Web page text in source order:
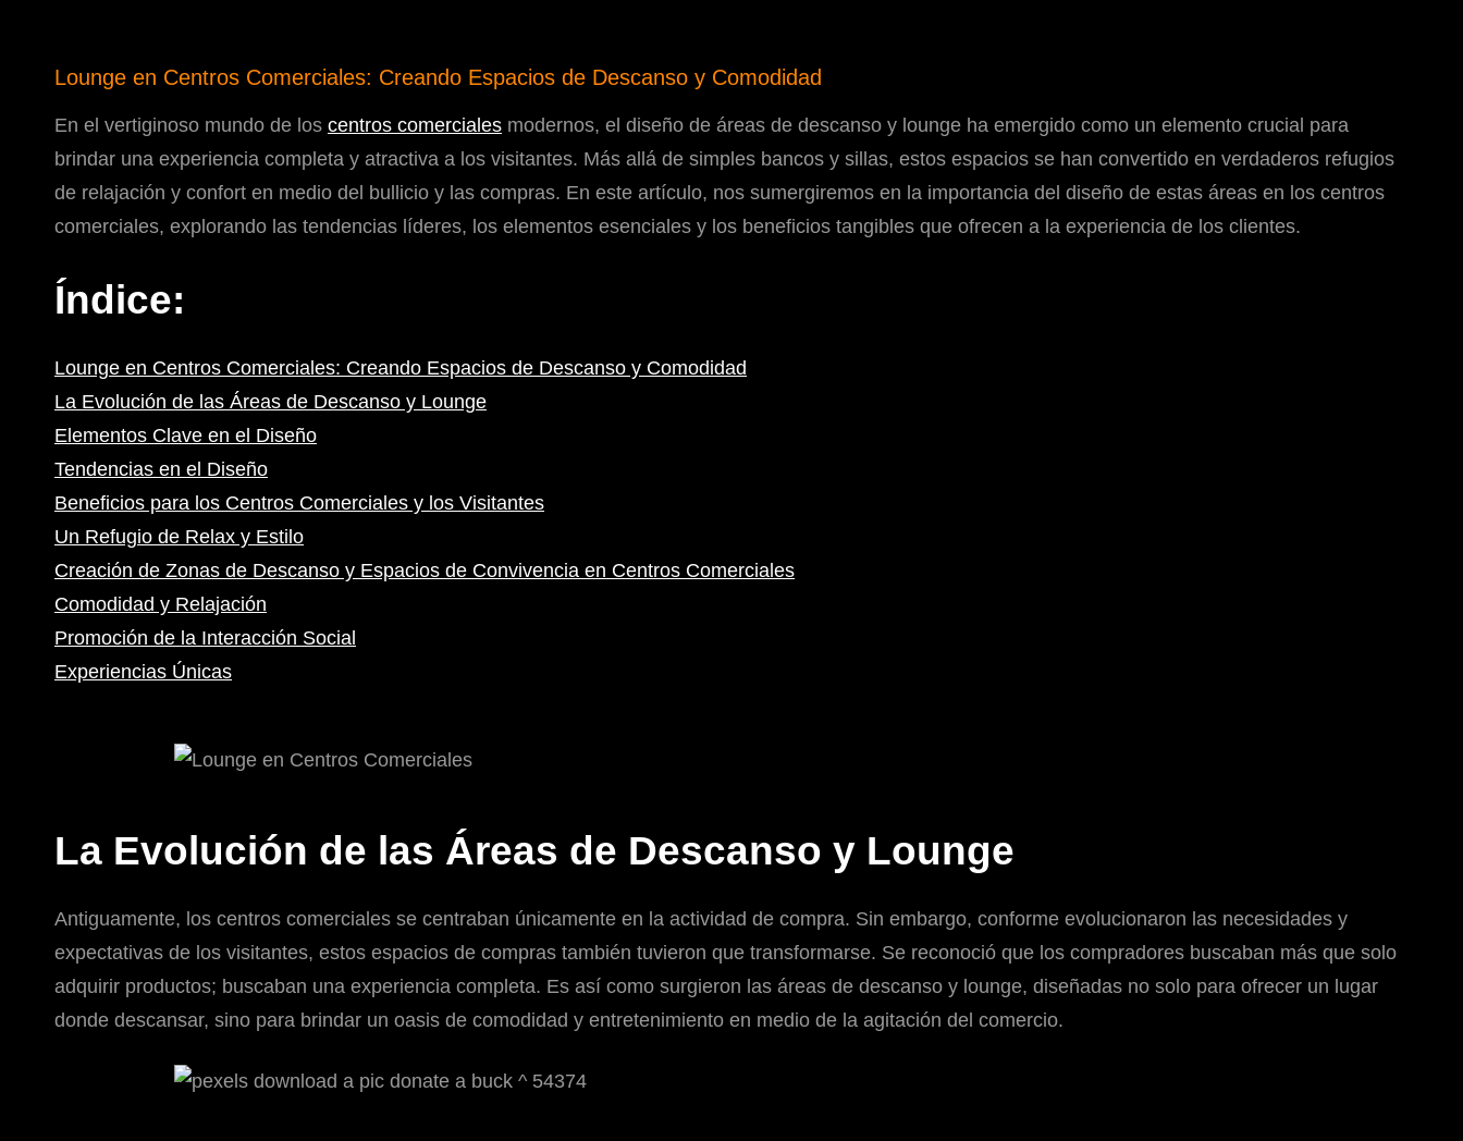
Lounge en Centros Comerciales: Creando Espacios de Descanso y Comodidad
En el vertiginoso mundo de los centros comerciales modernos, el diseño de áreas de descanso y lounge ha emergido como un elemento crucial para
brindar una experiencia completa y atractiva a los visitantes. Más allá de simples bancos y sillas, estos espacios se han convertido en verdaderos refugios
de relajación y confort en medio del bullicio y las compras. En este artículo, nos sumergiremos en la importancia del diseño de estas áreas en los centros
comerciales, explorando las tendencias líderes, los elementos esenciales y los beneficios tangibles que ofrecen a la experiencia de los clientes.
Índice:
Lounge en Centros Comerciales: Creando Espacios de Descanso y Comodidad
La Evolución de las Áreas de Descanso y Lounge
Elementos Clave en el Diseño
Tendencias en el Diseño
Beneficios para los Centros Comerciales y los Visitantes
Un Refugio de Relax y Estilo
Creación de Zonas de Descanso y Espacios de Convivencia en Centros Comerciales
Comodidad y Relajación
Promoción de la Interacción Social
Experiencias Únicas
La Evolución de las Áreas de Descanso y Lounge
Antiguamente, los centros comerciales se centraban únicamente en la actividad de compra. Sin embargo, conforme evolucionaron las necesidades y
expectativas de los visitantes, estos espacios de compras también tuvieron que transformarse. Se reconoció que los compradores buscaban más que solo
adquirir productos; buscaban una experiencia completa. Es así como surgieron las áreas de descanso y lounge, diseñadas no solo para ofrecer un lugar
donde descansar, sino para brindar un oasis de comodidad y entretenimiento en medio de la agitación del comercio.